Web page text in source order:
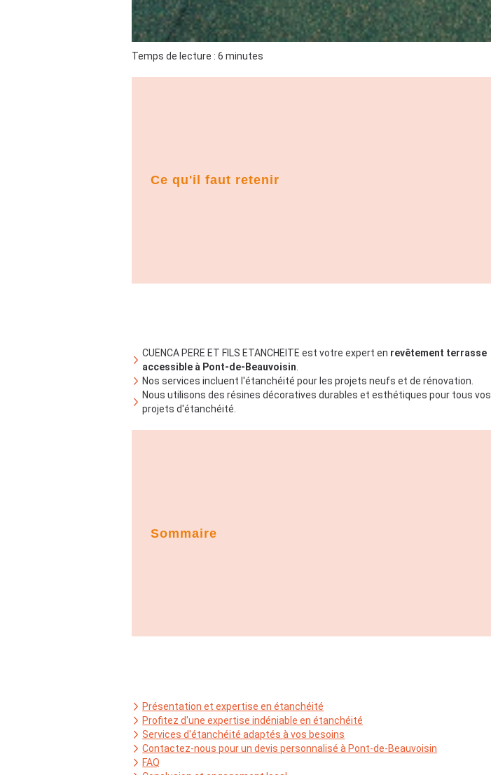
Temps de lecture : 6 minutes
Ce qu'il faut retenir
CUENCA PERE ET FILS ETANCHEITE est votre expert en revêtement terrasse
accessible à Pont-de-Beauvoisin
Nos services incluent l'étanchéité pour les projets neufs et de rénovation.
Nous utilisons des résines décoratives durables et esthétiques pour tous vos
projets d'étanchéité.
Sommaire
Présentation et expertise en étanchéité
Profitez d'une expertise indéniable en étanchéité
Services d'étanchéité adaptés à vos besoins
Contactez-nous pour un devis personnalisé à Pont-de-Beauvoisin
FAQ